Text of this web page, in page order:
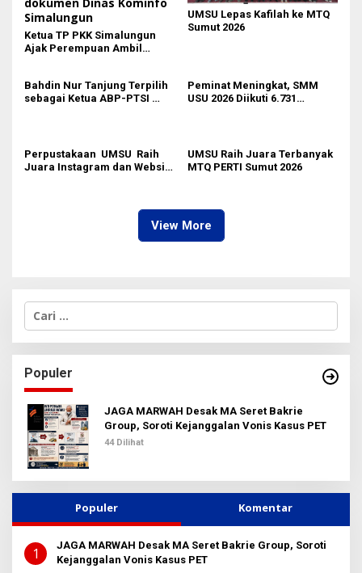
Ketua TP PKK Simalungun
Ajak Perempuan Ambil
UMSU Lepas Kafilah ke MTQ
Sumut 2026
Bahdin Nur Tanjung Terpilih
sebagai Ketua ABP-PTSI
Peminat Meningkat, SMM
USU 2026 Diikuti 6.731
Perpustakaan UMSU Raih
Juara Instagram dan Website
UMSU Raih Juara Terbanyak
MTQ PERTI Sumut 2026
View More
C
i
u
n
t
u
Populer
JAGA MARWAH Desak MA Seret Bakrie
Group, Soroti Kejanggalan Vonis Kasus PET
44 Dilihat
Populer Komentar
1
JAGA MARWAH Desak MA Seret Bakrie Group, Soroti
Kejanggalan Vonis Kasus PET